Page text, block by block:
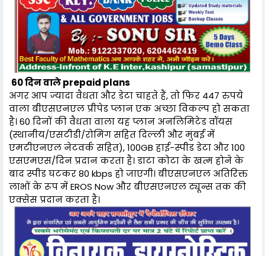
60 दिन वाले prepaid plans
अगर आप ज्यादा वैधता और डेटा चाहते हैं, तो फिर 447 रुपये
वाला बीएसएनएल प्रीपेड प्लान एक अच्छा विकल्प हो सकता
है। 60 दिनों की वैधता वाला यह प्लान अनलिमिटेड वॉयस
(स्थानीय/एसटीडी/रोमिंग सहित दिल्ली और मुंबई में
एमटीएनएल नेटवर्क सहित), 100GB हाई-स्पीड डेटा और 100
एसएमएस/दिन प्रदान करता है। डाटा कोटा के खत्म होने के
बाद स्पीड घटकर 80 kbps हो जाएगी। बीएसएनएल अतिरिक्त
लाभों के रूप में EROS Now और बीएसएनएल ट्यून्स तक की
एक्सेस प्रदान करता है।